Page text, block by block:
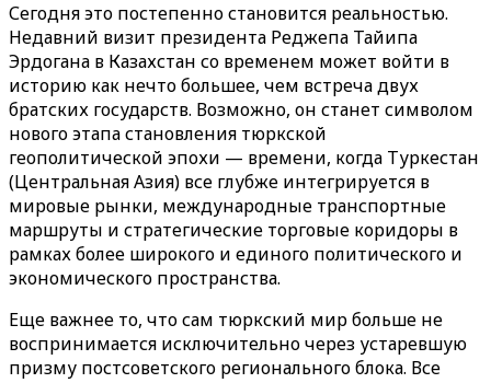
Сегодня это постепенно становится реальностью.
Недавний визит президента Реджепа Тайипа
Эрдогана в Казахстан со временем может войти в
историю как нечто большее, чем встреча двух
братских государств. Возможно, он станет символом
нового этапа становления тюркской
геополитической эпохи — времени, когда Туркестан
(Центральная Азия) все глубже интегрируется в
мировые рынки, международные транспортные
маршруты и стратегические торговые коридоры в
рамках более широкого и единого политического и
экономического пространства.
Еще важнее то, что сам тюркский мир больше не
воспринимается исключительно через устаревшую
призму постсоветского регионального блока. Все